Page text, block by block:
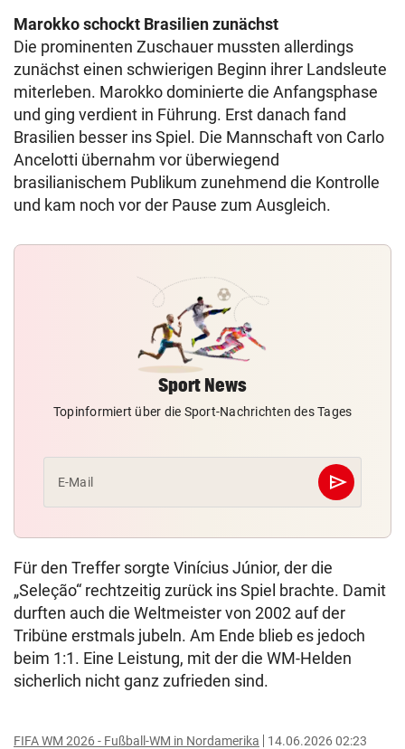
Marokko schockt Brasilien zunächst
Die prominenten Zuschauer mussten allerdings
zunächst einen schwierigen Beginn ihrer Landsleute
miterleben. Marokko dominierte die Anfangsphase
und ging verdient in Führung. Erst danach fand
Brasilien besser ins Spiel. Die Mannschaft von Carlo
Ancelotti übernahm vor überwiegend
brasilianischem Publikum zunehmend die Kontrolle
und kam noch vor der Pause zum Ausgleich.
Sport News
Topinformiert über die Sport-Nachrichten des Tages
E-Mail send
Abschicken
Für den Treffer sorgte Vinícius Júnior, der die
„Seleção“ rechtzeitig zurück ins Spiel brachte. Damit
durften auch die Weltmeister von 2002 auf der
Tribüne erstmals jubeln. Am Ende blieb es jedoch
beim 1:1. Eine Leistung, mit der die WM-Helden
sicherlich nicht ganz zufrieden sind.
FIFA WM 2026 - Fußball-WM in Nordamerika 14.06.2026 02:23